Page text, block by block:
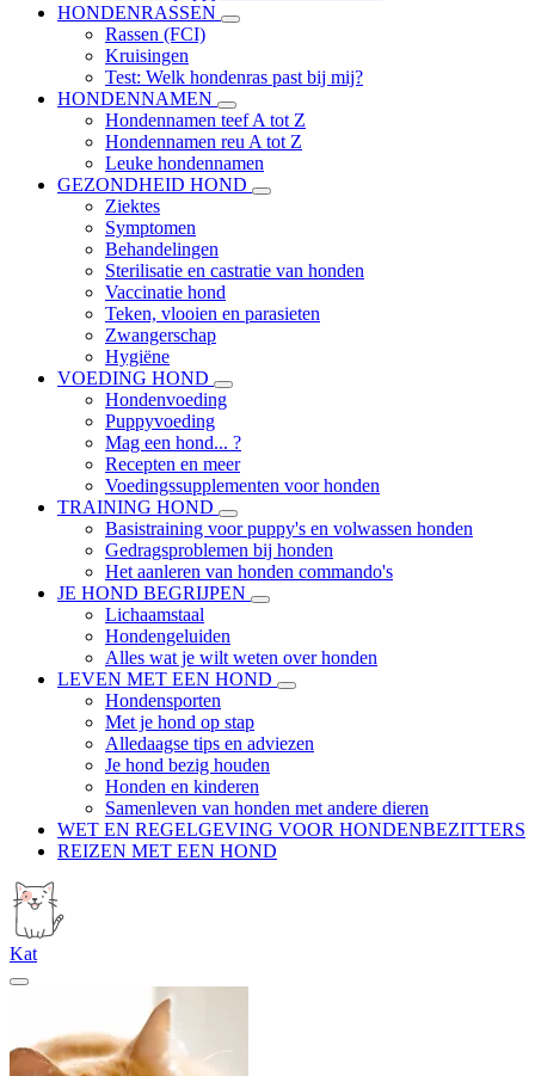
HONDENRASSEN
Rassen (FCI)
Kruisingen
Test: Welk hondenras past bij mij?
HONDENNAMEN
Hondennamen teef A tot Z
Hondennamen reu A tot Z
Leuke hondennamen
GEZONDHEID HOND
Ziektes
Symptomen
Behandelingen
Sterilisatie en castratie van honden
Vaccinatie hond
Teken, vlooien en parasieten
Zwangerschap
Hygiëne
VOEDING HOND
Hondenvoeding
Puppyvoeding
Mag een hond... ?
Recepten en meer
Voedingssupplementen voor honden
TRAINING HOND
Basistraining voor puppy's en volwassen honden
Gedragsproblemen bij honden
Het aanleren van honden commando's
JE HOND BEGRIJPEN
Lichaamstaal
Hondengeluiden
Alles wat je wilt weten over honden
LEVEN MET EEN HOND
Hondensporten
Met je hond op stap
Alledaagse tips en adviezen
Je hond bezig houden
Honden en kinderen
Samenleven van honden met andere dieren
WET EN REGELGEVING VOOR HONDENBEZITTERS
REIZEN MET EEN HOND
Kat